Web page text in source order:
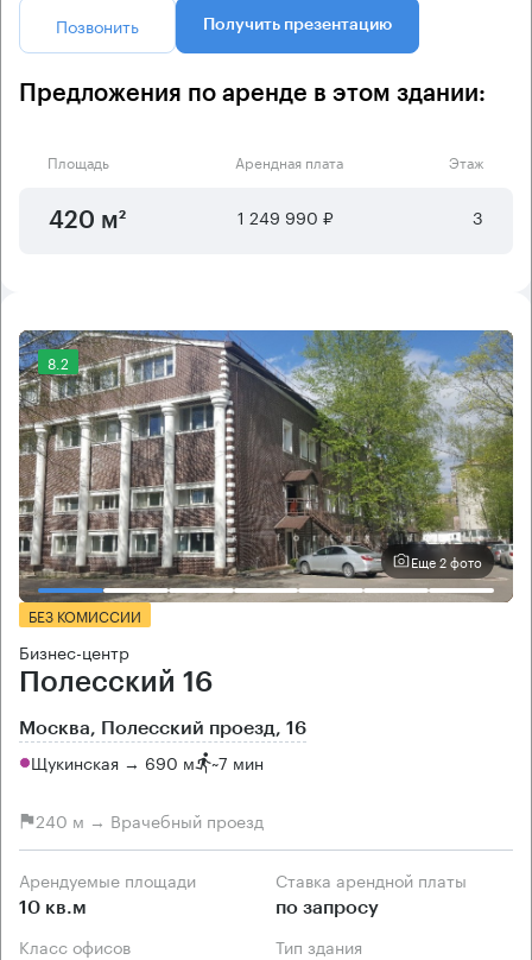
Позвонить Получить презентацию
Предложения по аренде в этом здании:
Площадь Арендная плата Этаж
420 м² 1 249 990 ₽ 3
8.2
Еще 2 фото
БЕЗ КОМИССИИ
Бизнес-центр
Полесский 16
Москва, Полесский проезд, 16
Щукинская → 690 м ~7 мин
240 м → Врачебный проезд
Арендуемые площади
10 кв.м
Ставка арендной платы
по запросу
Класс офисов Тип здания